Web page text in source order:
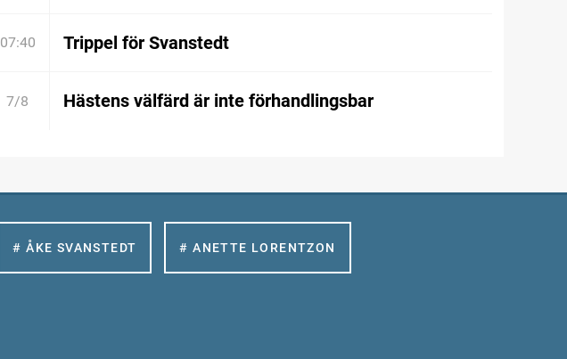
07:40 Trippel för Svanstedt
7/8 Hästens välfärd är inte förhandlingsbar
# ÅKE SVANSTEDT # ANETTE LORENTZON